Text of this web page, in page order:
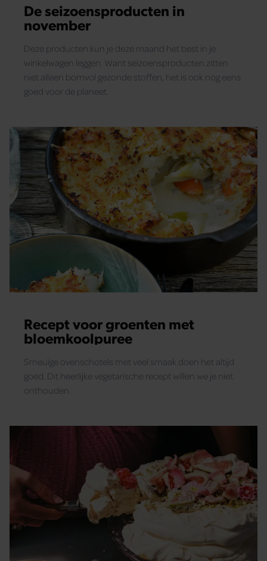
De seizoensproducten in
november
Deze producten kun je deze maand het best in je
winkelwagen leggen. Want seizoensproducten zitten
niet alleen bomvol gezonde stoffen, het is ook nog eens
goed voor de planeet.
Recept voor groenten met
bloemkoolpuree
Smeuïge ovenschotels met veel smaak doen het altijd
goed. Dit heerlijke vegetarische recept willen we je niet
onthouden.